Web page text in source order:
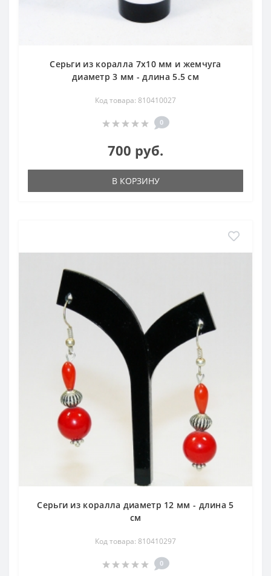
Серьги из коралла 7х10 мм и жемчуга
диаметр 3 мм - длина 5.5 см
Код товара: 810410027
0
700 руб.
В КОРЗИНУ
Серьги из коралла диаметр 12 мм - длина 5
см
Код товара: 810410297
0